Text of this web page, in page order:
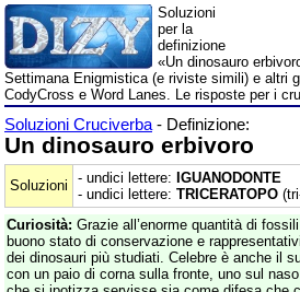
Soluzioni
per la
definizione
«Un dinosauro
Settimana Enigmistica (e riviste simili) e altri
CodyCross e Word Lanes. Le risposte per i
Soluzioni Cruciverba - Definizione:
Un dinosauro erbivoro
Soluzioni - undici lettere: IGUANODONTE
- undici lettere: TRICERATOPO
Curiosità: Grazie all’enorme quantità di
buono stato di conservazione e
dei dinosauri più studiati. Celebre è anche il
con un paio di corna sulla fronte, uno sul